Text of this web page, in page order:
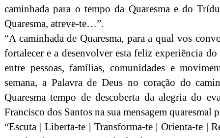
caminhada para o tempo da Quaresma e do
Quaresma, atreve-te…”.
“A caminhada de Quaresma, para a qual vos
fortalecer e a desenvolver esta feliz experiência
entre pessoas, famílias, comunidades e
semana, a Palavra de Deus no coração do
Quaresma tempo de descoberta da alegria do
Francisco dos Santos na sua mensagem quaresmal
“Escuta | Liberta-te | Transforma-te | Orienta-te |